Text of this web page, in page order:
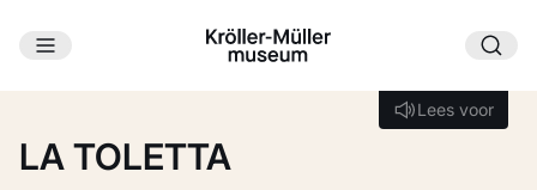
Ga naar hoofdinhoud
Lees voor
Lees voor
LA TOLETTA